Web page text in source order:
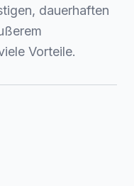
dauerhaften
Vorteile.